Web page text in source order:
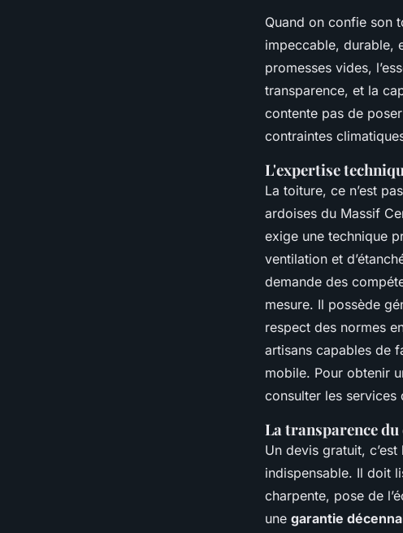
Quand on confie son
impeccable, durable,
promesses vides,
transparence, et la
contente pas de
contraintes
L'expertise
La toiture, ce n’est
ardoises du Massif
exige une technique
ventilation et
demande des
mesure. Il possède
respect des normes
artisans capables de
mobile. Pour obtenir
consulter les services
La transparence
Un devis gratuit,
indispensable. Il doit
charpente, pose de
une garantie